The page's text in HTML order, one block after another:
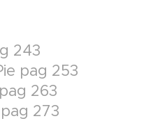
243
pag 253
263
273